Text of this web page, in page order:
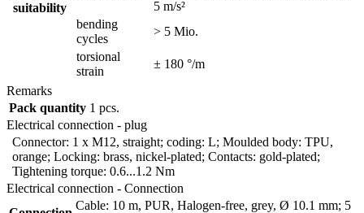
suitability
5 m/s²
bending
cycles
> 5 Mio.
torsional
strain
± 180 °/m
Remarks
Pack quantity 1 pcs.
Electrical connection - plug
Connector: 1 x M12, straight; coding: L; Moulded body: TPU,
orange; Locking: brass, nickel-plated; Contacts: gold-plated;
Tightening torque: 0.6...1.2 Nm
Electrical connection - Connection
Cable: 10 m, PUR, Halogen-free, grey, Ø 10.1 mm; 5